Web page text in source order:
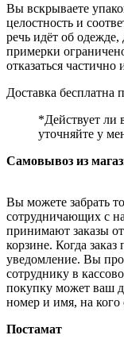
Вы вскрываете
целостность и
речь идёт об
примерки
отказаться
Доставка бесплатна
*Действует ли
уточняйте у
Самовывоз из
Вы можете забрать
сотрудничающих с
принимают заказы
корзине. Когда
уведомление. Вы
сотруднику в
покупку может ваш
номер и имя, на
Постамат